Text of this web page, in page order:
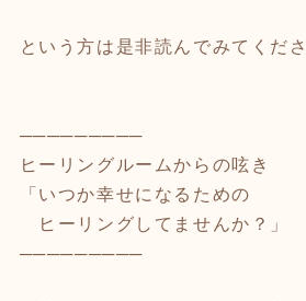
という方は是非読んでみてくださ
─────────
ヒーリングルームからの呟き
「いつか幸せになるための
ヒーリングしてませんか？」
─────────